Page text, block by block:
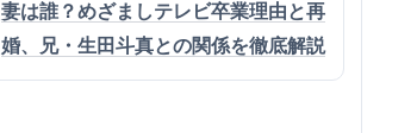
妻は誰？めざましテレビ卒業理由と再
婚、兄・生田斗真との関係を徹底解説